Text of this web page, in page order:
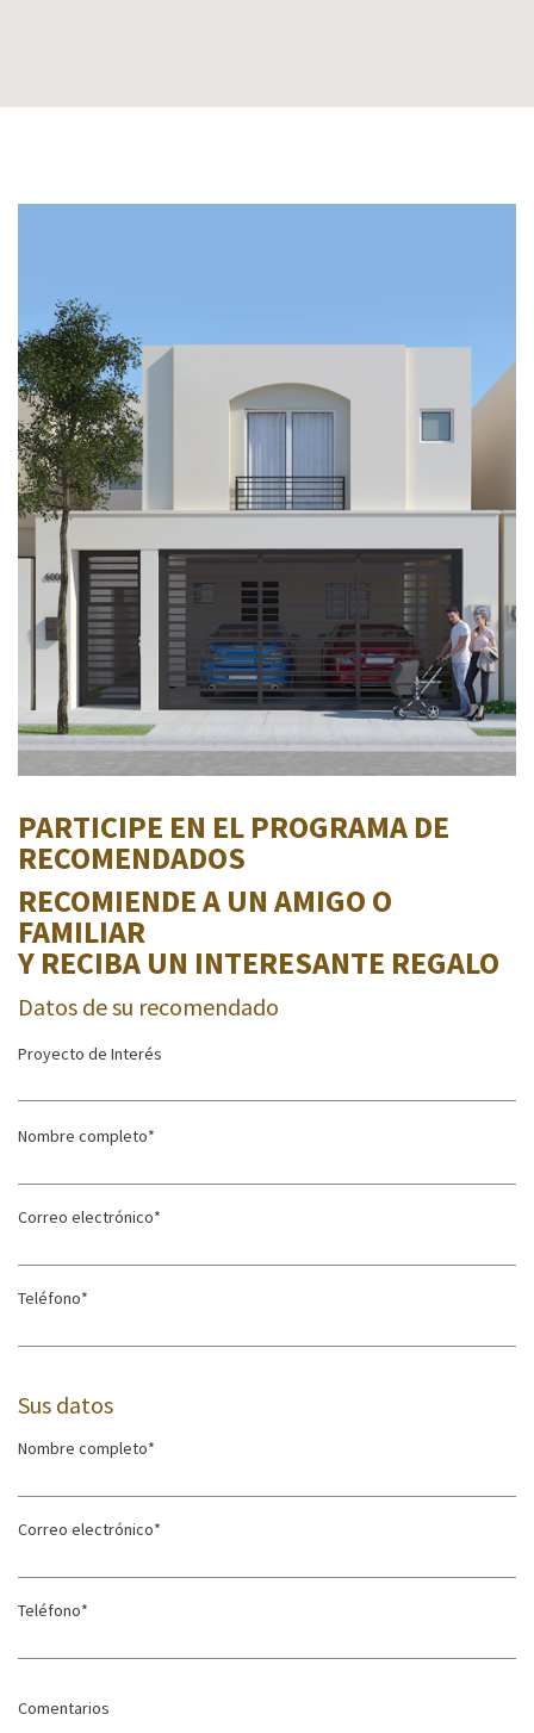
PARTICIPE EN EL PROGRAMA DE
RECOMENDADOS
RECOMIENDE A UN AMIGO O
FAMILIAR
Y RECIBA UN INTERESANTE REGALO
Datos de su recomendado
Sus datos